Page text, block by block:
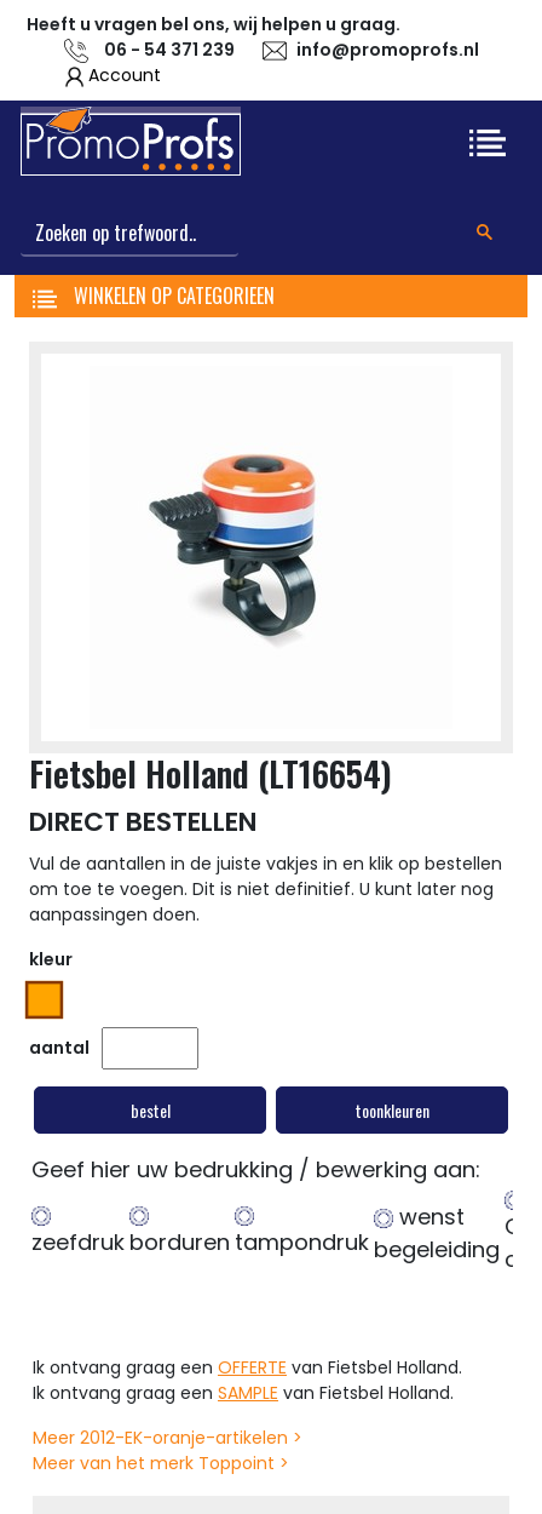
Heeft u vragen bel ons, wij helpen u graag.
06 - 54 371 239
info@promoprofs.nl
Account
WINKELEN OP CATEGORIEEN
Fietsbel Holland (LT16654)
DIRECT BESTELLEN
Vul de aantallen in de juiste vakjes in en klik op bestellen
om toe te voegen. Dit is niet definitief. U kunt later nog
aanpassingen doen.
kleur
aantal
bestel toonkleuren
Geef hier uw bedrukking / bewerking aan:
zeefdruk borduren tampondruk
wenst
begeleiding
Ik ontvang graag een OFFERTE van Fietsbel Holland.
Ik ontvang graag een SAMPLE van Fietsbel Holland.
Meer 2012-EK-oranje-artikelen >
Meer van het merk Toppoint >